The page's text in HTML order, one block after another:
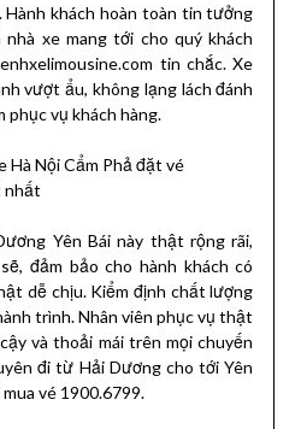
khách hoàn toàn tin tưởng
xe mang tới cho quý khách
tin chắc. Xe
vượt ẩu, không lạng lách đánh
vụ khách hàng.
Hà Nội Cẩm Phả đặt vé
nhất
Yên Bái này thật rộng rãi,
đảm bảo cho hành khách có
dễ chịu. Kiểm định chất lượng
trình. Nhân viên phục vụ thật
và thoải mái trên mọi chuyến
đi từ Hải Dương cho tới Yên
vé 1900.6799.